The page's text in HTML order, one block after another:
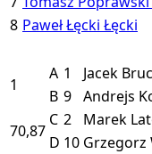
8 Paweł Łęcki Łęcki
1
A 1 Jacek
B 9 Andrejs
70,87
C 2 Marek
D 10 Grzegorz